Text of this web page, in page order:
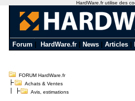
Forum HardWare.fr News Articles
FORUM HardWare.fr
Achats & Ventes
Avis, estimations
HardWare.fr utilise des